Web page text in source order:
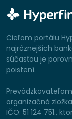
Cieľom portálu
najrôznejších
súčasťou je
poistení.
organizačná
IČO: 51 124 751.,